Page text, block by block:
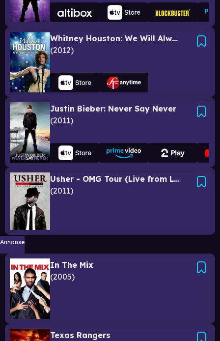
Whitney Houston: We Will Always Love You
2012
Justin Bieber: Never Say Never
2011
Usher - OMG Tour (Live from London)
2011
Annonse
In The Mix
2005
Texas Rangers